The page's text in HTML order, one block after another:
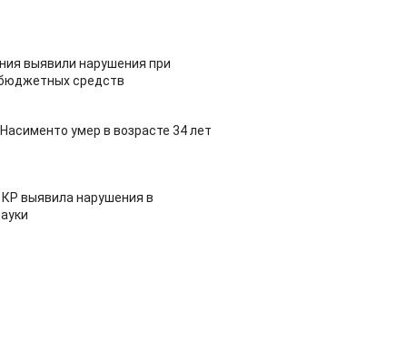
выявили нарушения при
средств
умер в возрасте 34 лет
выявила нарушения в